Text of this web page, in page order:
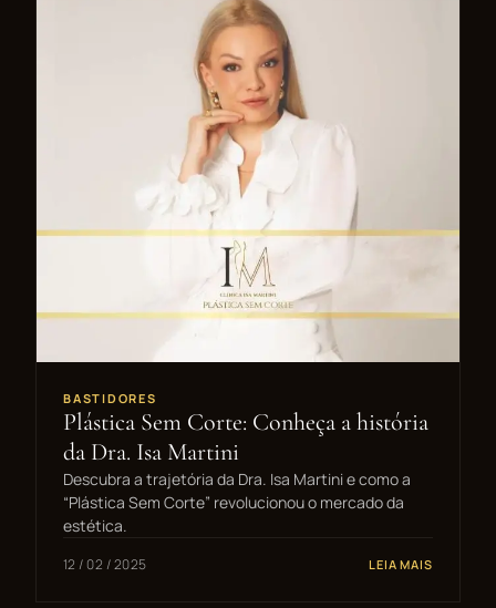
BASTIDORES
Plástica Sem Corte: Conheça a história
da Dra. Isa Martini
Descubra a trajetória da Dra. Isa Martini e como a
“Plástica Sem Corte” revolucionou o mercado da
estética.
12 / 02 / 2025 LEIA MAIS